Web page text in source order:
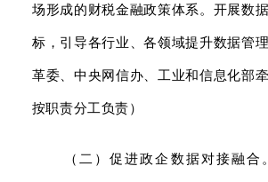
场形成的财税金融政策体系。开展数
标，引导各行业、各领域提升数据管
革委、中央网信办、工业和信息化部
按职责分工负责）
（二）促进政企数据对接融